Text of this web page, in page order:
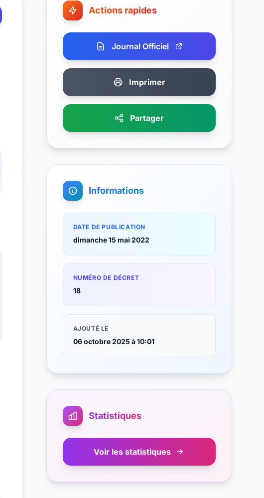
Actions rapides
Journal Officiel
Imprimer
Partager
Informations
DATE DE PUBLICATION
dimanche 15 mai 2022
NUMÉRO DE DÉCRET
18
AJOUTÉ LE
06 octobre 2025 à 10:01
Statistiques
Voir les statistiques